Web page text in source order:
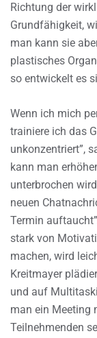
Richtung der
Grundfähigkeit,
man kann sie
plastisches
so entwickelt es
Wenn ich mich
trainiere ich das
unkonzentriert”,
kann man
unterbrochen
neuen
Termin
stark von
machen, wird
Kreitmayer
und auf
man ein Meeting
Teilnehmenden